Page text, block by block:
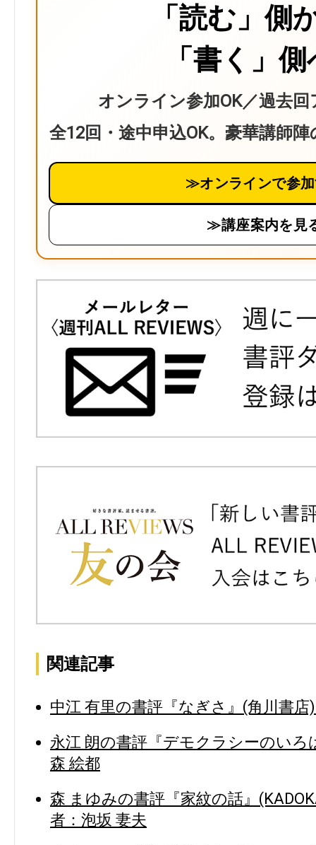
「読む」側
「書く」
オンライン参加OK／過去
全12回・途中申込OK。豪華講師
≫オンラインで参
≫講座案内を見
関連記事
中江 有里の書評『なぎさ』(角川書店
永江 朗の書評『デモクラシーのいろ
森 絵都
森 まゆみの書評『家紋の話』
者：泡坂 妻夫